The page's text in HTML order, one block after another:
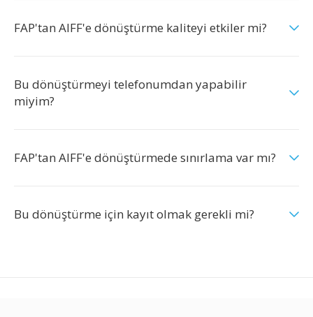
FAP'tan AIFF'e dönüştürme kaliteyi etkiler mi?
Bu dönüştürmeyi telefonumdan yapabilir
miyim?
FAP'tan AIFF'e dönüştürmede sınırlama var mı?
Bu dönüştürme için kayıt olmak gerekli mi?